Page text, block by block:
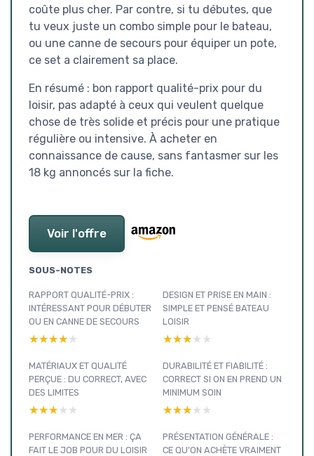
coûte plus cher. Par contre, si tu débutes, que
tu veux juste un combo simple pour le bateau,
ou une canne de secours pour équiper un pote,
ce set a clairement sa place.
En résumé : bon rapport qualité-prix pour du
loisir, pas adapté à ceux qui veulent quelque
chose de très solide et précis pour une pratique
régulière ou intensive. À acheter en
connaissance de cause, sans fantasmer sur les
18 kg annoncés sur la fiche.
Voir l'offre
SOUS-NOTES
RAPPORT QUALITÉ-PRIX :
INTÉRESSANT POUR DÉBUTER
OU EN CANNE DE SECOURS
★★★★★
★★★★★
DESIGN ET PRISE EN MAIN :
SIMPLE ET PENSÉ BATEAU
LOISIR
★★★★★
★★★★★
MATÉRIAUX ET QUALITÉ
PERÇUE : DU CORRECT, AVEC
DES LIMITES
★★★★★
★★★★★
DURABILITÉ ET FIABILITÉ :
CORRECT SI ON EN PREND UN
MINIMUM SOIN
★★★★★
★★★★★
PERFORMANCE EN MER : ÇA
FAIT LE JOB POUR DU LOISIR
PRÉSENTATION GÉNÉRALE :
CE QU’ON ACHÈTE VRAIMENT